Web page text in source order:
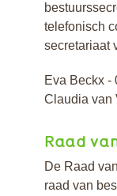
telefonisch
secretariaat
Eva Beckx -
Claudia van
Raad
De Raad
raad van